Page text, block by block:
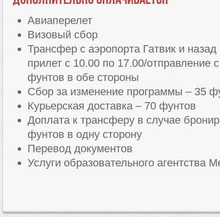
Авиаперелет
Визовый сбор
Трансфер с аэропорта Гатвик и
прилет с 10.00 по 17.00/отправление
фунтов в обе стороны
Сбор за изменение программы – 35
Курьерская доставка – 70 фунтов
Доплата к трансферу в случае
фунтов в одну сторону
Перевод документов
Услуги образовательного агентства